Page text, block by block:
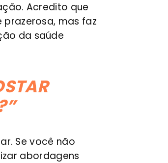
Acredito que
mas faz
da saúde
Se você não
abordagens